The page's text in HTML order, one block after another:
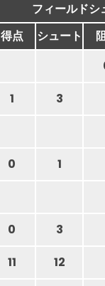
フィールドシ
得点
シュート
1
3
0 1
0 3
11
12